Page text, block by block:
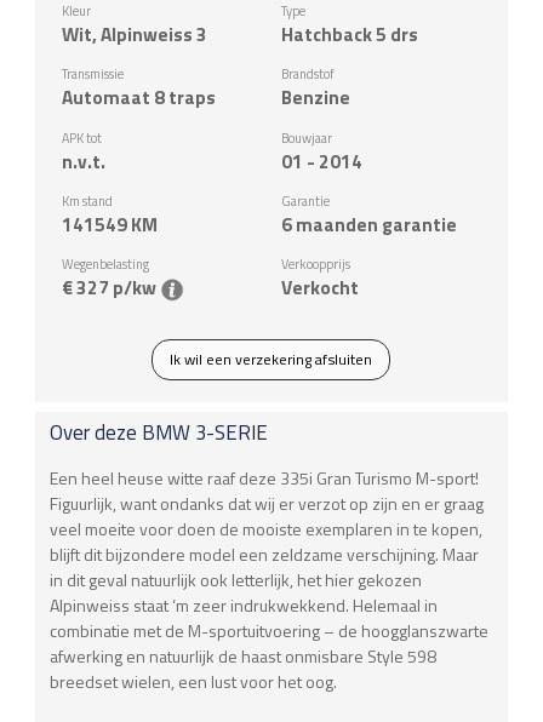
Kleur
Wit, Alpinweiss 3
Type
Hatchback 5 drs
Transmissie
Automaat 8 traps
Brandstof
Benzine
APK tot
n.v.t.
Bouwjaar
01 - 2014
Km stand
141549KM
Garantie
6 maanden garantie
Wegenbelasting
€ 327 p/kw
Verkoopprijs
Verkocht
Ik wil een verzekering afsluiten
Over deze BMW3-SERIE
Een heel heuse witte raaf deze 335i Gran Turismo M-sport!
Figuurlijk, want ondanks dat wij er verzot op zijn en er graag
veel moeite voor doen de mooiste exemplaren in te kopen,
blijft dit bijzondere model een zeldzame verschijning. Maar
in dit geval natuurlijk ook letterlijk, het hier gekozen
Alpinweiss staat ‘m zeer indrukwekkend. Helemaal in
combinatie met de M-sportuitvoering – de hoogglanszwarte
afwerking en natuurlijk de haast onmisbare Style 598
breedset wielen, een lust voor het oog.